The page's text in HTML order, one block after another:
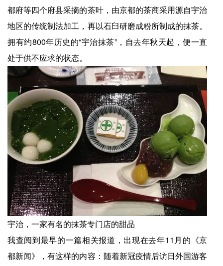
都府等四个府县采摘的茶叶，由京都的茶商采用源自宇治
地区的传统制法加工，再以石臼研磨成粉所制成的抹茶。
拥有约800年历史的“宇治抹茶”，自去年秋天起，便一直
处于供不应求的状态。
宇治，一家有名的抹茶专门店的甜品
我查阅到最早的一篇相关报道，出现在去年11月的《京
都新闻》，有这样的内容：随着新冠疫情后访日外国游客